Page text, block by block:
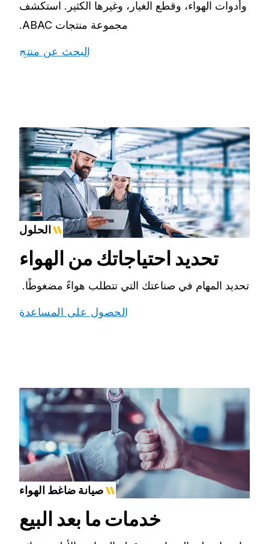
وأدوات الهواء، وقطع الغيار، وغيرها الكثير. استكشف
مجموعة منتجات ABAC.
البحث عن منتج
الحلول
تحديد احتياجاتك من الهواء
تحديد المهام في صناعتك التي تتطلب هواءً مضغوطًا.
الحصول على المساعدة
صيانة ضاغط الهواء
خدمات ما بعد البيع